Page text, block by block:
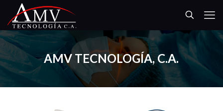
AMV TECNOLOGÍA, C.A.